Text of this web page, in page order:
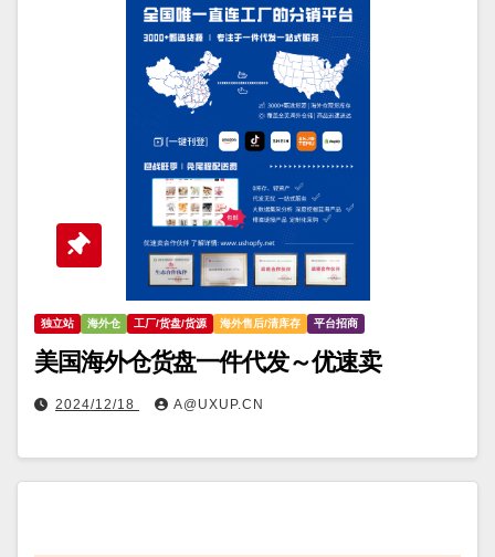
独立站 海外仓 工厂/货盘/货源 海外售后/清库存 平台招商
美国海外仓货盘一件代发～优速卖
2024/12/18 A@UXUP.CN